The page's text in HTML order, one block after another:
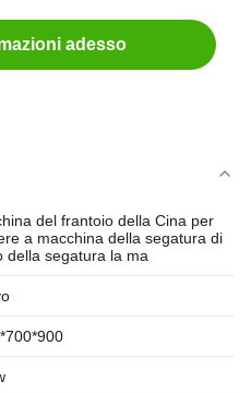
adesso
del frantoio della Cina per
a macchina della segatura di
della segatura la ma